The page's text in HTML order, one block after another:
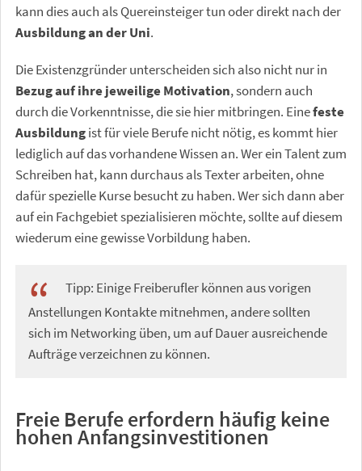
kann dies auch als Quereinsteiger tun oder direkt nach der
Ausbildung an der Uni.
Die Existenzgründer unterscheiden sich also nicht nur in
Bezug auf ihre jeweilige Motivation, sondern auch
durch die Vorkenntnisse, die sie hier mitbringen. Einefeste
Ausbildungist für viele Berufe nicht nötig, es kommt hier
lediglich auf das vorhandene Wissen an. Wer ein Talent zum
Schreiben hat, kann durchaus als Texter arbeiten, ohne
dafür spezielle Kurse besucht zu haben. Wer sich dann aber
auf ein Fachgebiet spezialisieren möchte, sollte auf diesem
wiederum eine gewisse Vorbildung haben.
Tipp: Einige Freiberufler können aus vorigen
Anstellungen Kontakte mitnehmen, andere sollten
sich im Networking üben, um auf Dauer ausreichende
Aufträge verzeichnen zu können.
Freie Berufe erfordern häufig keine
hohen Anfangsinvestitionen